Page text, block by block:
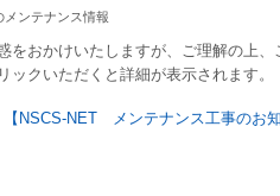
メンテナンス情報
をおかけいたしますが、ご理解の上
ックいただくと詳細が表示されます。
【NSCS-NET メンテナンス工事のお